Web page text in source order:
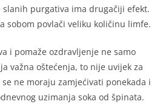
purgativa ima drugačiji efekt.
sobom povlači veliku količinu limfe.
i pomaže ozdravljenje ne samo
važna oštećenja, to nije uvijek za
ne moraju zamjećivati ponekada i
uzimanja soka od špinata.